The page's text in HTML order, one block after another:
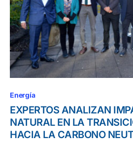
Energía
EXPERTOS ANALIZAN
NATURAL EN LA
HACIA LA CARBONO